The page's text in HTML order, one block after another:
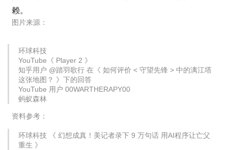
赖。
图片来源：
环球科技
YouTube《 Player 2 》
知乎用户 @踏羽歌行 在《 如何评价 < 守望先锋 > 中的漓江塔
这张地图？ 》下的回答
YouTube 用户 00WARTHERAPY00
蚂蚁森林
资料参考：
环球科技 《 幻想成真！美记者录下 9 万句话 用AI程序让亡父
重生 》